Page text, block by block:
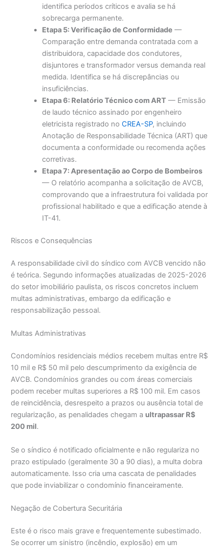
identifica períodos críticos e avalia se há
sobrecarga permanente.
Etapa 5: Verificação de Conformidade —
Comparação entre demanda contratada com a
distribuidora, capacidade dos condutores,
disjuntores e transformador versus demanda real
medida. Identifica se há discrepâncias ou
insuficiências.
Etapa 6: Relatório Técnico com ART — Emissão
de laudo técnico assinado por engenheiro
eletricista registrado noCREA-SP, incluindo
Anotação de Responsabilidade Técnica (ART) que
documenta a conformidade ou recomenda ações
corretivas.
Etapa 7: Apresentação ao Corpo de Bombeiros
— O relatório acompanha a solicitação de AVCB,
comprovando que a infraestrutura foi validada por
profissional habilitado e que a edificação atende à
IT-41.
Riscos e Consequências
A responsabilidade civil do síndico com AVCB vencido não
é teórica. Segundo informações atualizadas de 2025-2026
do setor imobiliário paulista, os riscos concretos incluem
multas administrativas, embargo da edificação e
responsabilização pessoal.
Multas Administrativas
Condomínios residenciais médios recebem multas entre R$
10 mil e R$ 50 mil pelo descumprimento da exigência de
AVCB. Condomínios grandes ou com áreas comerciais
podem receber multas superiores a R$ 100 mil. Em casos
de reincidência, desrespeito a prazos ou ausência total de
regularização, as penalidades chegam a ultrapassar R$
200 mil.
Se o síndico é notificado oficialmente e não regulariza no
prazo estipulado (geralmente 30 a 90 dias), a multa dobra
automaticamente. Isso cria uma cascata de penalidades
que pode inviabilizar o condomínio financeiramente.
Negação de Cobertura Securitária
Este é o risco mais grave e frequentemente subestimado.
Se ocorrer um sinistro (incêndio, explosão) em um